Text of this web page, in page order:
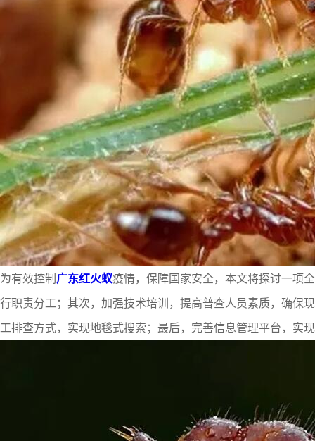
为有效控制 广东红火蚁疫情，保障国家安全，本文将探讨一项
行职责分工；其次，加强技术培训，提高普查人员素质，确保
工排查方式，实现地毯式搜索；最后，完善信息管理平台，实